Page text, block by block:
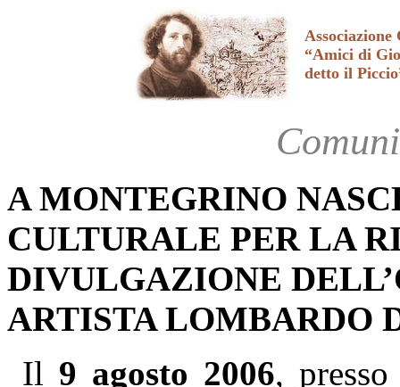
“Amici di
detto il
A MONTEGRINO
CULTURALE PER LA
DIVULGAZIONE
ARTISTA LOMBARDO
Il 9 agosto 2006,